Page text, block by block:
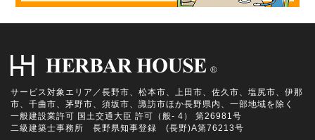
サービス対象エリア／長野市、松本市、上田市、佐久市、塩尻市、伊那
市、千曲市、茅野市、須坂市、諏訪市ほか長野県内、一部地域を除く
一般建設業許可 国土交通大臣 許可（般- 4） 第26981号
二級建築士事務所 長野県知事登録 (長野)A第76213号